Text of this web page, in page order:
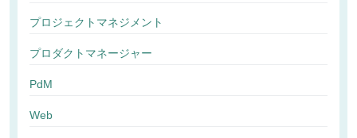
プロジェクトマネジメント
プロダクトマネージャー
PdM
Web